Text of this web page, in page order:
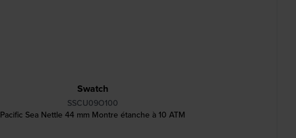
Swatch
SSCU09O100
Pacific Sea Nettle 44 mm Montre étanche à 10 ATM